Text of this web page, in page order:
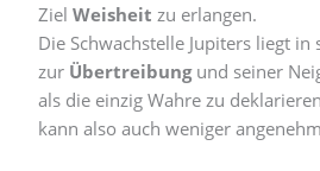
ZielWeisheit zu erlangen.
Die Schwachstelle Jupiters liegt in
zur Übertreibungund seiner
als die einzig Wahre zu
kann also auch weniger